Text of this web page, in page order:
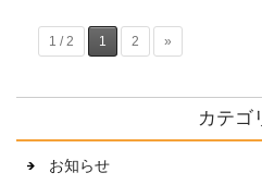
1 / 2 1 2 »
カテゴ
お知らせ